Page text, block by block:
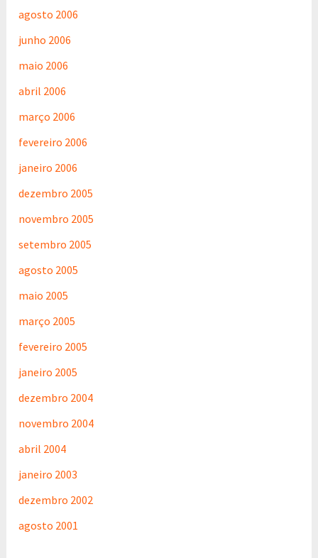
agosto 2006
junho 2006
maio 2006
abril 2006
março 2006
fevereiro 2006
janeiro 2006
dezembro 2005
novembro 2005
setembro 2005
agosto 2005
maio 2005
março 2005
fevereiro 2005
janeiro 2005
dezembro 2004
novembro 2004
abril 2004
janeiro 2003
dezembro 2002
agosto 2001